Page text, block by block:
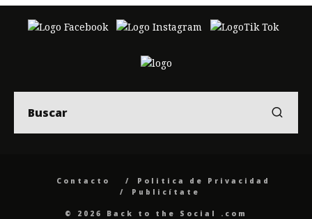
Contacto
Politica de Privacidad
Publicítate
© 2026 Back to the Social .com